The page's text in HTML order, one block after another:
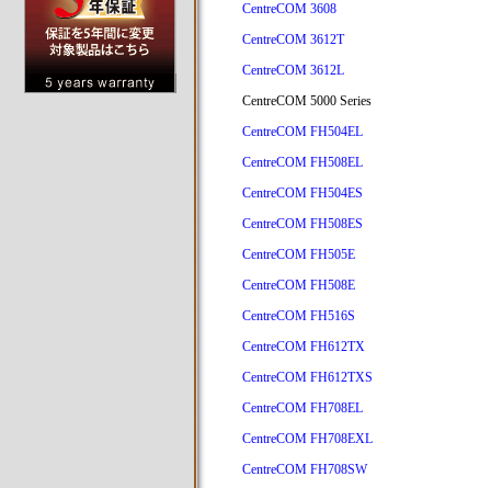
CentreCOM 3608
CentreCOM 3612T
CentreCOM 3612L
CentreCOM 5000 Series
CentreCOM FH504EL
CentreCOM FH508EL
CentreCOM FH504ES
CentreCOM FH508ES
CentreCOM FH505E
CentreCOM FH508E
CentreCOM FH516S
CentreCOM FH612TX
CentreCOM FH612TXS
CentreCOM FH708EL
CentreCOM FH708EXL
CentreCOM FH708SW